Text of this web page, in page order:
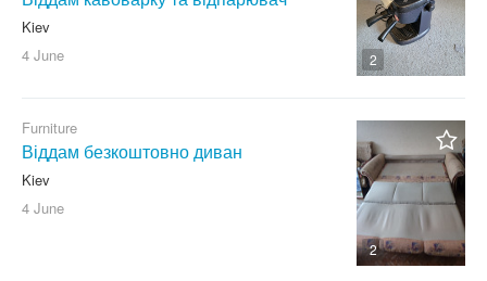
2
Kiev
4 June
2
Furniture
Віддам безкоштовно диван
Kiev
4 June